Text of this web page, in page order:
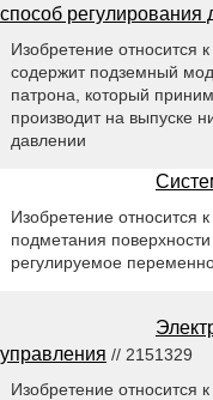
способ регулирования
Изобретение относится
содержит подземный
патрона, который
производит на выпуске
давлении
Изобретение относится
подметания
регулируемое
управления // 2151329
Изобретение относится